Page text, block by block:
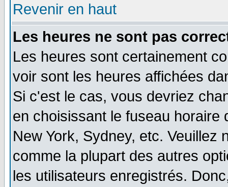
Revenir en haut
Les heures ne sont pas
Les heures sont certainement
voir sont les heures affichées
Si c'est le cas, vous devriez
en choisissant le fuseau
New York, Sydney, etc. Veuillez
comme la plupart des autres
les utilisateurs enregistrés.